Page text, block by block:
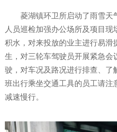
菱湖镇环卫所启动了雨雪天
人员巡检加强办公场所及项目
积水，对来投放的业主进行易滑
生，对三轮车驾驶员开展紧急会
驶，对车况及路况进行排查、了
班出行乘坐交通工具的员工请注
减速慢行。